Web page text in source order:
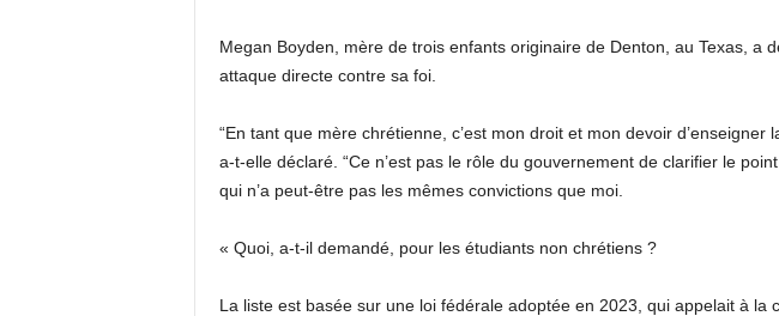
Megan Boyden, mère de trois enfants originaire de Denton, au Texas, a
attaque directe contre sa foi.
“En tant que mère chrétienne, c’est mon droit et mon devoir d’enseigner
a-t-elle déclaré. “Ce n’est pas le rôle du gouvernement de clarifier le
qui n’a peut-être pas les mêmes convictions que moi.
« Quoi, a-t-il demandé, pour les étudiants non chrétiens ?
La liste est basée sur une loi fédérale adoptée en 2023, qui appelait à la